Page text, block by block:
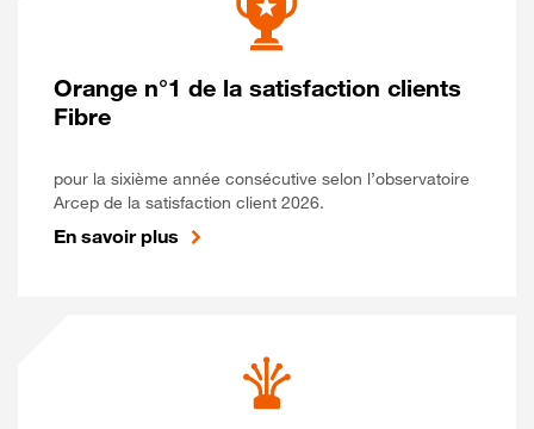
Orange n°1 de la satisfaction clients
Fibre
pour la sixième année consécutive selon l’observatoire
Arcep de la satisfaction client 2026.
En savoir plus